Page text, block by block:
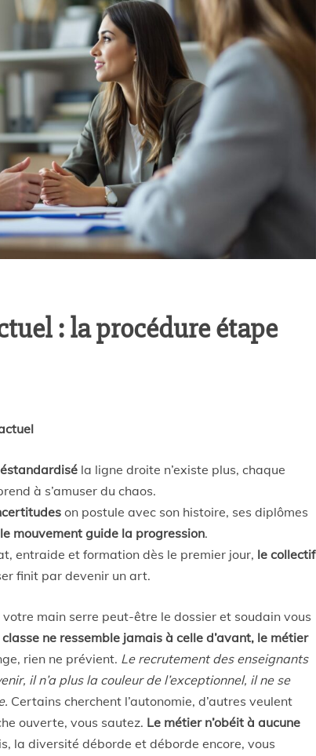
: la procédure étape
la ligne droite n’existe plus, chaque
à s’amuser du chaos.
on postule avec son histoire, ses diplômes
mouvement guide la progression.
entraide et formation dès le premier jour, le collectif
finit par devenir un art.
main serre peut-être le dossier et soudain vous
classe ne ressemble jamais à celle d’avant, le métier
rien ne prévient. Le recrutement des enseignants
il n’a plus la couleur de l’exceptionnel, il ne se
Certains cherchent l’autonomie, d’autres veulent
ouverte, vous sautez. Le métier n’obéit à aucune
la diversité déborde et déborde encore, vous